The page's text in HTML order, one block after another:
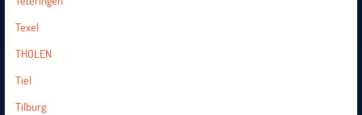
Texel
THOLEN
Tiel
Tilburg